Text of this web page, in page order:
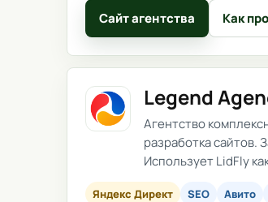
Сайт агентства Как
Legend
Агентство
разработка сайтов.
Использует LidFly
Яндекс Директ SEO Авито